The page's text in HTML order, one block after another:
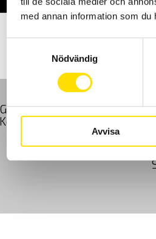
med annan information som
Nödvändig
Avvisa
kr
GDPR Köpvillkor
Kontakt